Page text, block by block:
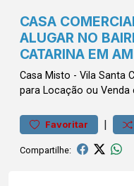
CASA
ALUGAR NO
CATARINA EM
Casa Misto - Vila Santa
para Locação ou Venda
Favoritar |
Compartilhe: